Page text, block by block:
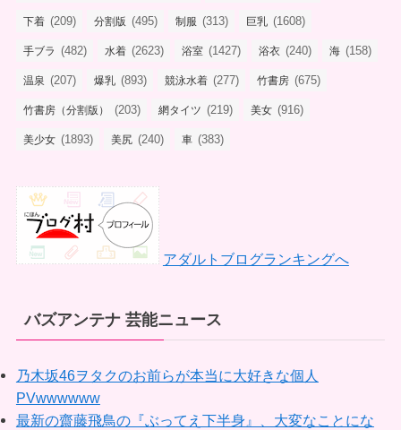
下着 (209) 分割版 (495) 制服 (313) 巨乳 (1608)
手ブラ (482) 水着 (2623) 浴室 (1427) 浴衣 (240) 海 (158)
温泉 (207) 爆乳 (893) 競泳水着 (277) 竹書房 (675)
竹書房（分割版） (203) 網タイツ (219) 美女 (916)
美少女 (1893) 美尻 (240) 車 (383)
アダルトブログランキングへ
バズアンテナ 芸能ニュース
乃木坂46ヲタクのお前らが本当に大好きな個人
PVwwwwww
最新の齋藤飛鳥の『ぶってえ下半身』、大変なことにな